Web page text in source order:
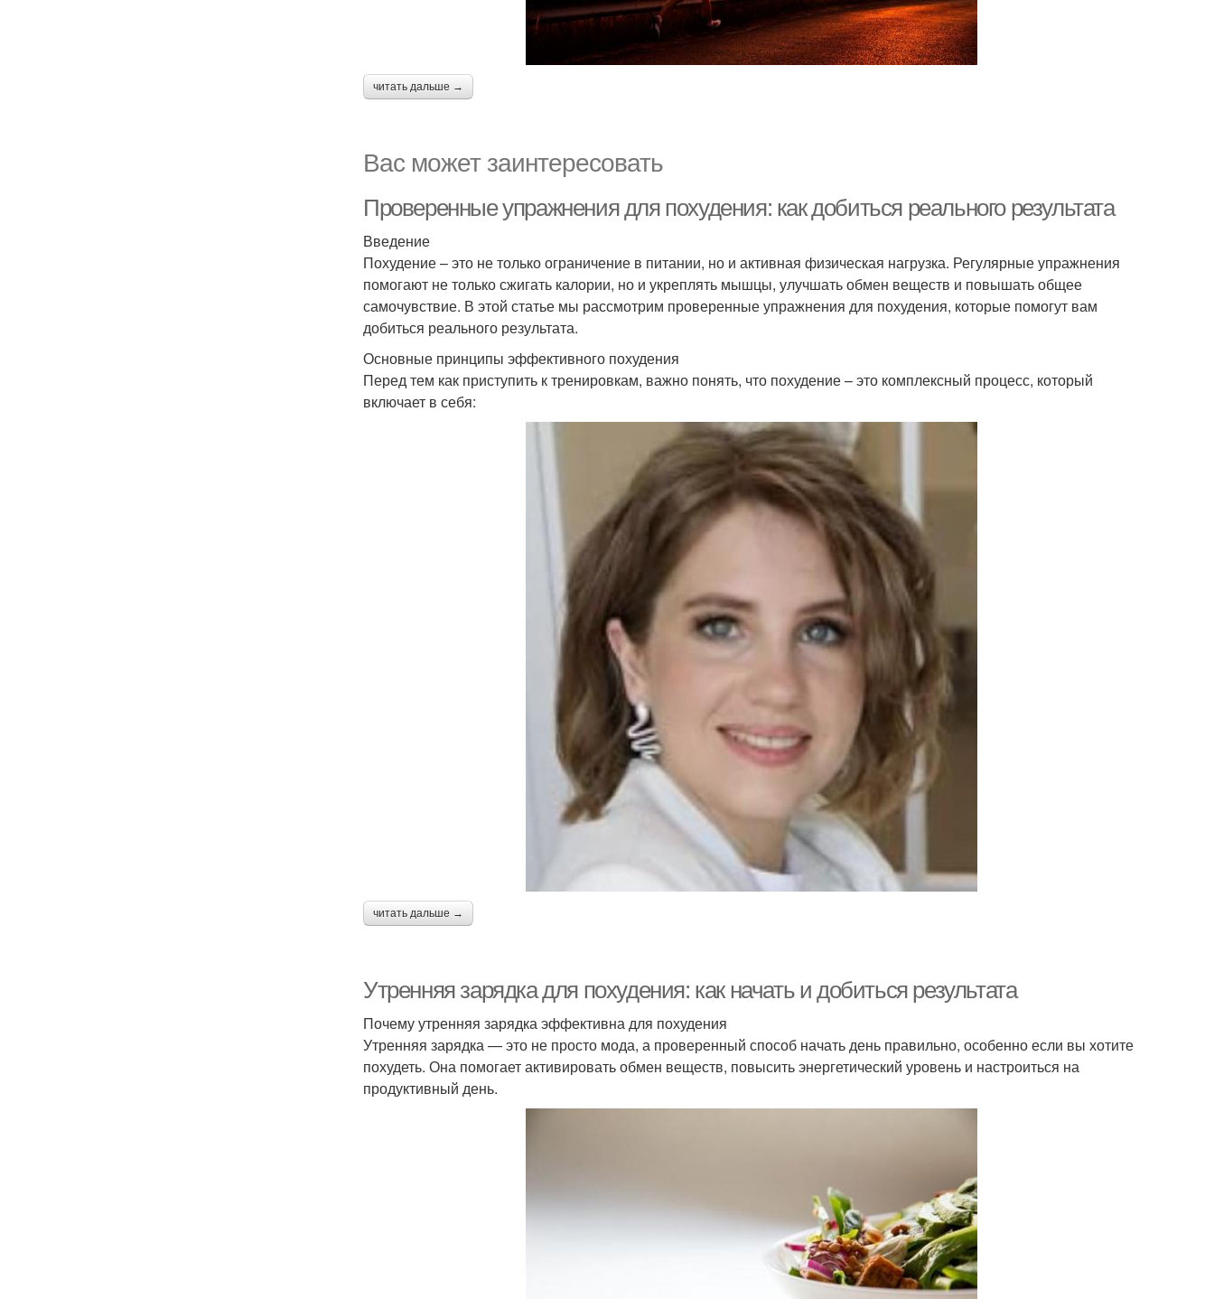
читать дальше →
Вас может заинтересовать
Проверенные упражнения для похудения: как добиться реального результата
Введение
Похудение – это не только ограничение в питании, но и активная физическая нагрузка. Регулярные упражнения
помогают не только сжигать калории, но и укреплять мышцы, улучшать обмен веществ и повышать общее
самочувствие. В этой статье мы рассмотрим проверенные упражнения для похудения, которые помогут вам
добиться реального результата.
Основные принципы эффективного похудения
Перед тем как приступить к тренировкам, важно понять, что похудение – это комплексный процесс, который
включает в себя:
читать дальше →
Утренняя зарядка для похудения: как начать и добиться результата
Почему утренняя зарядка эффективна для похудения
Утренняя зарядка — это не просто мода, а проверенный способ начать день правильно, особенно если вы хотите
похудеть. Она помогает активировать обмен веществ, повысить энергетический уровень и настроиться на
продуктивный день.